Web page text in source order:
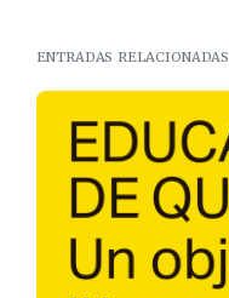
entradas relacionadas